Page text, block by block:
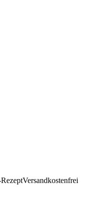
Versandkostenfrei